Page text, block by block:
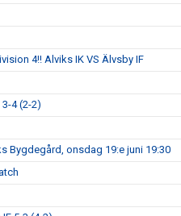
4!! Alviks IK VS Älvsby IF
4 (2-2)
Bygdegård, onsdag 19:e juni 19:30